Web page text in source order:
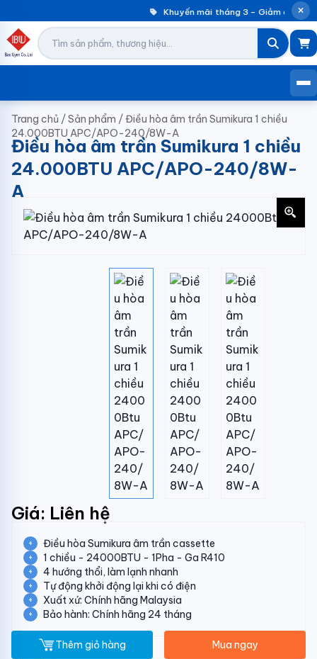
Khuyến mãi tháng 3 – Giảm đến
Trang chủ /Sản phẩm /Điều hòa âm trần Sumikura 1 chiều
24.000BTU APC/APO-240/8W-A
Điều hòa âm trần Sumikura 1 chiều
24.000BTU APC/APO-240/8W-
A
Giá: Liên hệ
Điều hòa Sumikura âm trần cassette
1 chiều - 24000BTU - 1Pha - Ga R410
4 hướng thổi, làm lạnh nhanh
Tự động khởi động lại khi có điện
Xuất xứ: Chính hãng Malaysia
Bảo hành: Chính hãng 24 tháng
Thêm giỏ hàng Mua ngay